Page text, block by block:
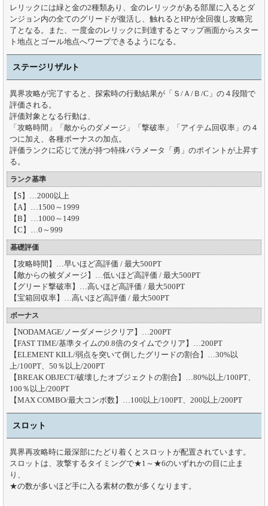
レリックには緑と金の2種類あり、金のレリックがある部屋に入るとダ
ンジョン内の全てのグリードが復活し、触れるとHPが全回復し攻略完
了となる。また、一度金のレリックに到達するとマップ画面からスター
ト地点とゴール地点へワープできるようになる。
ステージリザルト
異界攻略が完了すると、探索時の行動結果が「Ｓ/Ａ/Ｂ/C」の４段階で
評価される。
評価対象となる行動は、
「攻略時間」「敵からのダメージ」「撃破率」「アイテム回収率」の４
つに加え、各種ボーナスの加点。
評価ランクに応じて洸が持つ特殊パラメータ「勇」のポイントが上昇す
る。
ランク基準
【S】…2000以上
【A】…1500～1999
【B】…1000～1499
【C】…0～999
基礎評価
【攻略時間】…早いほど高評価 / 最大500PT
【敵からの被ダメージ】…低いほど高評価 / 最大500PT
【グリード撃破率】…高いほど高評価 / 最大500PT
【宝箱回収率】…高いほど高評価 / 最大500PT
ボーナス
【NODAMAGE/ノーダメージクリア】…200PT
【FAST TIME/基準タイムの0.8倍のタイムでクリア】…200PT
【ELEMENT KILL/弱点を突いて倒したグリードの割合】…30%以
上/100PT、50％以上/200PT
【BREAK OBJECT/破壊したオブジェクトの割合】…80%以上/100PT、
100％以上/200PT
【MAX COMBO/最大コンボ数】…100以上/100PT、200以上/200PT
スロット
異界再攻略時に最深部にたどり着くとスロットが配置されています。
スロットは、攻撃するタイミングで★1～★6のいずれかの目に止ま
り、
★の数が多いほど手に入る素材の数が多くなります。